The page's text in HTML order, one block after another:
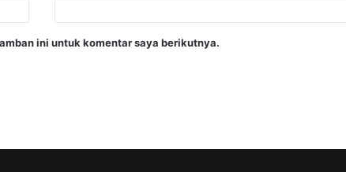
ini untuk komentar saya berikutnya.